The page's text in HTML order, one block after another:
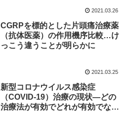
2021.03.26
CGRPを標的とした片頭痛治療薬
（抗体医薬）の作用機序比較…け
っこう違うことが明らかに
2021.03.25
新型コロナウイルス感染症
（COVID-19）治療の現状—どの
治療法が有効でどれが有効でない